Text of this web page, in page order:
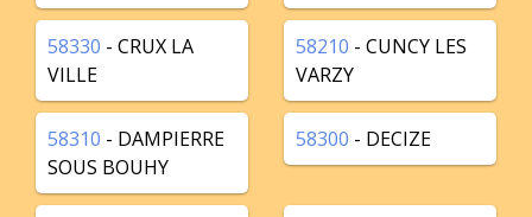
58330 - CRUX LA
VILLE
58210 - CUNCY LES
VARZY
58310 - DAMPIERRE
SOUS BOUHY
58300 - DECIZE